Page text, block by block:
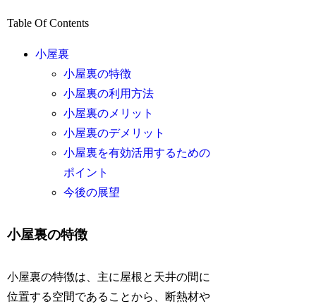
Table Of Contents
小屋裏
小屋裏の特徴
小屋裏の利用方法
小屋裏のメリット
小屋裏のデメリット
小屋裏を有効活用するための
ポイント
今後の展望
小屋裏の特徴
小屋裏の特徴は、主に屋根と天井の間に
位置する空間であることから、断熱材や